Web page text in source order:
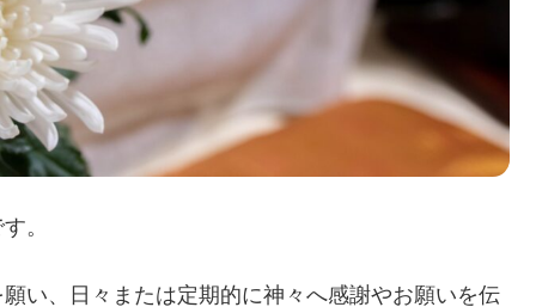
。
い、日々または定期的に神々へ感謝やお願いを伝